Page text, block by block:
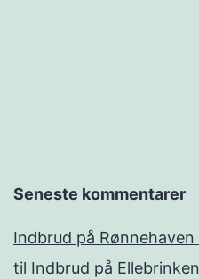
Seneste kommentarer
Indbrud på
til Indbrud på